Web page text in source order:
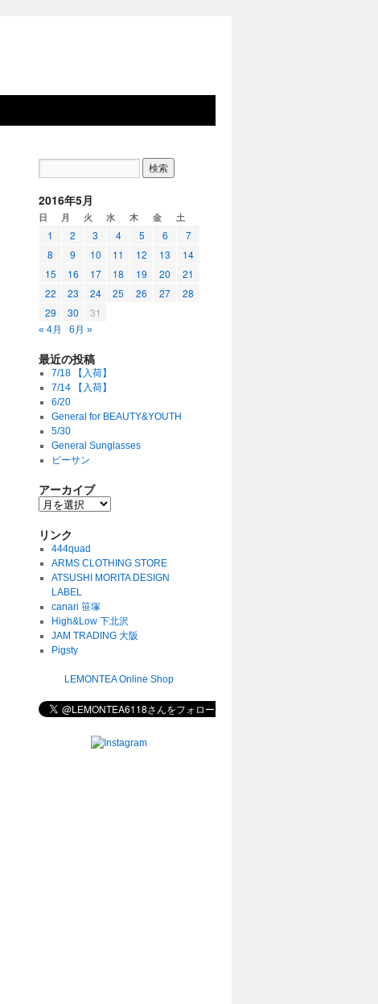
2016年5月
日 月 火 水 木 金 土
1 2 3 4 5 6
7
8
9 10 11 12 13
14
15
16 17 18 19 20
21
22
23 24 25 26 27
28
29
30 31
« 4月 6月 »
最近の投稿
7/18 【入荷】
7/14 【入荷】
6/20
General for BEAUTY&YOUTH
5/30
General Sunglasses
ビーサン
アーカイブ
リンク
444quad
ARMS CLOTHING STORE
ATSUSHI MORITA DESIGN
LABEL
canari 笹塚
High&Low 下北沢
JAM TRADING 大阪
Pigsty
LEMONTEA Online Shop